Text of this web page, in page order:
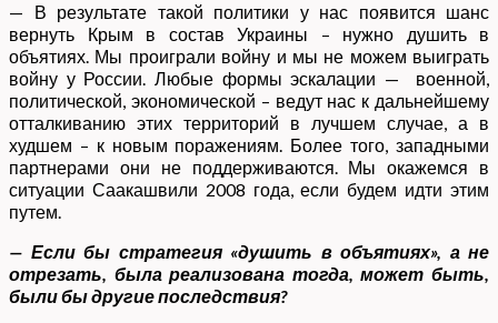
— В результате такой политики у нас появится шанс
вернуть Крым в состав Украины – нужно душить в
объятиях. Мы проиграли войну и мы не можем выиграть
войну у России. Любые формы эскалации — военной,
политической, экономической – ведут нас к дальнейшему
отталкиванию этих территорий в лучшем случае, а в
худшем – к новым поражениям. Более того, западными
партнерами они не поддерживаются. Мы окажемся в
ситуации Саакашвили 2008 года, если будем идти этим
путем.
— Если бы стратегия «душить в объятиях», а не
отрезать, была реализована тогда, может быть,
были бы другие последствия?